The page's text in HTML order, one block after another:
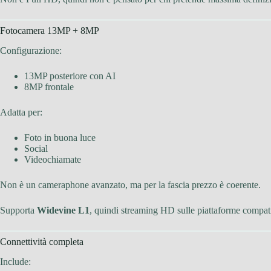
Fotocamera 13MP + 8MP
Configurazione:
13MP posteriore con AI
8MP frontale
Adatta per:
Foto in buona luce
Social
Videochiamate
Non è un cameraphone avanzato, ma per la fascia prezzo è coerente.
Supporta Widevine L1, quindi streaming HD sulle piattaforme
Connettività completa
Include: